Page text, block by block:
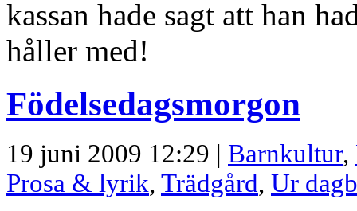
kassan hade sagt att han
håller med!
Födelsedagsmorgon
19 juni 2009 12:29 | Barnkultur,
Prosa & lyrik, Trädgård, Ur